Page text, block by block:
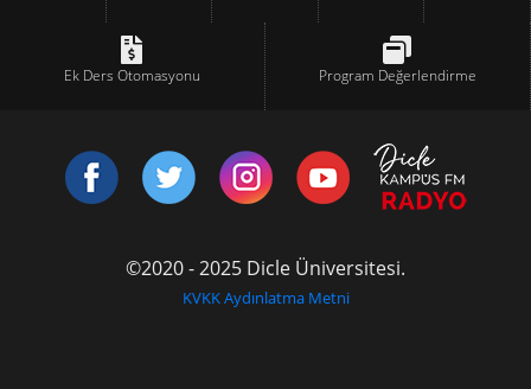
Ek Ders Otomasyonu Program Değerlendirme
©2020 - 2025 Dicle Üniversitesi.
KVKK Aydınlatma Metni